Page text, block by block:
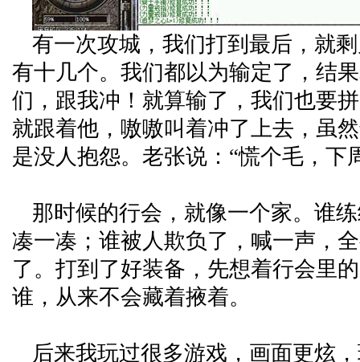
有一次攻城，我们打到最后，就
有十几个。我们都以为输定了，结
们，跟我冲！就算输了，我们也要
就跟着他，嗷嗷叫着冲了上去，虽
是没人抱怨。老张说：“慌个毛，下
那时候的行会，就像一个家。谁
凑一凑；谁被人欺负了，喊一声，
了。打到了好装备，先想着行会里
谁，从来不会藏着掖着。
后来我玩过很多游戏，画面更炫